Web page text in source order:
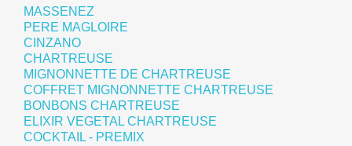
MASSENEZ
PERE MAGLOIRE
CINZANO
CHARTREUSE
MIGNONNETTE DE CHARTREUSE
COFFRET MIGNONNETTE CHARTREUSE
BONBONS CHARTREUSE
ELIXIR VEGETAL CHARTREUSE
COCKTAIL - PREMIX